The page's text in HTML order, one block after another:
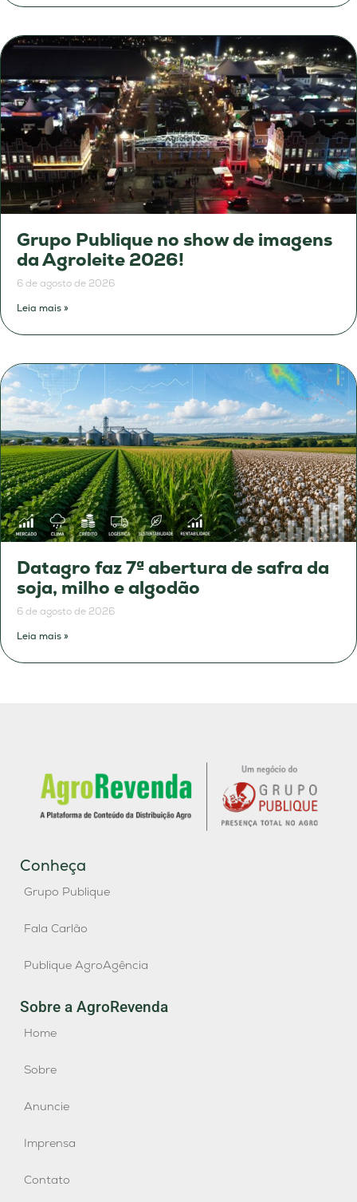
Grupo Publique no show de imagens
da Agroleite 2026!
6 de agosto de 2026
Leia mais »
Datagro faz 7ª abertura de safra da
soja, milho e algodão
6 de agosto de 2026
Leia mais »
Conheça
Grupo Publique
Fala Carlão
Publique AgroAgência
Sobre a AgroRevenda
Home
Sobre
Anuncie
Imprensa
Contato